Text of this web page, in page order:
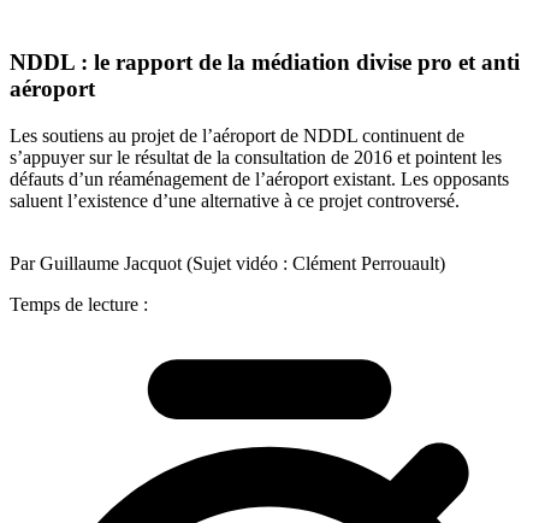
NDDL : le rapport de la médiation divise pro et anti
aéroport
Les soutiens au projet de l’aéroport de NDDL continuent de
s’appuyer sur le résultat de la consultation de 2016 et pointent les
défauts d’un réaménagement de l’aéroport existant. Les opposants
saluent l’existence d’une alternative à ce projet controversé.
Par Guillaume Jacquot (Sujet vidéo : Clément Perrouault)
Temps de lecture :